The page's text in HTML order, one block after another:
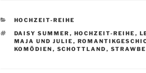
KATEGORIEN
HOCHZEIT-REIHE
SCHLAGWÖRTER
DAISY SUMMER , HOCHZEIT-REIHE ,
MAJA UND JULIE ,
KOMÖDIEN , SCHOTTLAND ,